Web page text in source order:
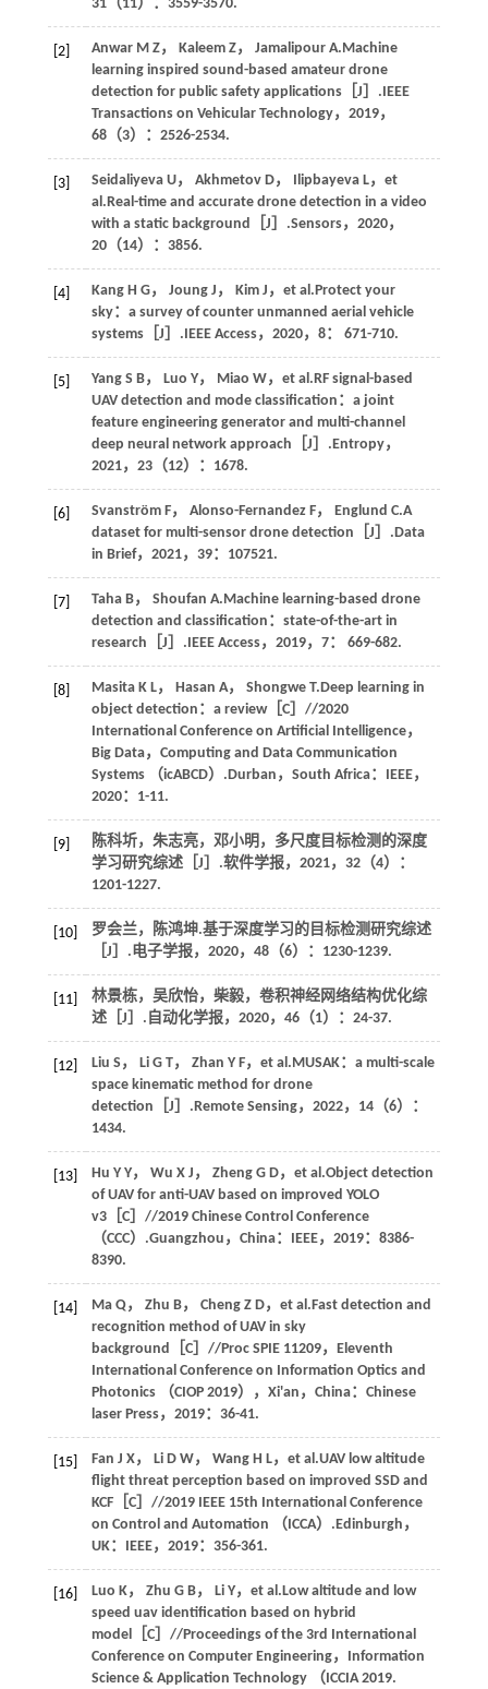
31（11）：3559-3570.
[2] Anwar M Z， Kaleem Z， Jamalipour A.Machine
learning inspired sound-based amateur drone
detection for public safety applications［J］.IEEE
Transactions on Vehicular Technology， 2019，
68（3）：2526-2534.
[3] Seidaliyeva U， Akhmetov D， Ilipbayeva L，et
al.Real-time and accurate drone detection in a video
with a static background［J］.Sensors， 2020，
20（14）：3856.
[4] Kang H G， Joung J ， Kim J ，et al.Protect your
sky：a survey of counter unmanned aerial vehicle
systems［J］.IEEE Access， 2020， 8： 671-710.
[5] Yang S B， Luo Y， Miao W，et al.RF signal-based
UAV detection and mode classification：a joint
feature engineering generator and multi-channel
deep neural network approach［J］.Entropy，
2021， 23（12）：1678.
[6] Svanström F， Alonso-Fernandez F， Englund C.A
dataset for multi-sensor drone detection［J］.Data
in Brief， 2021， 39：107521.
[7] Taha B， Shoufan A.Machine learning-based drone
detection and classification：state-of-the-art in
research［J］.IEEE Access， 2019， 7： 669-682.
[8] Masita K L， Hasan A， Shongwe T.Deep learning in
object detection：a review［C］//2020
International Conference on Artificial Intelligence，
Big Data，Computing and Data Communication
Systems （icABCD）.Durban，South Africa：IEEE，
2020：1-11.
[9]
陈科圻，朱志亮，邓小明，多尺度目标检测的深度
学习研究综述［J］.软件学报， 2021， 32（4）：
1201-1227.
[10]
罗会兰，陈鸿坤.基于深度学习的目标检测研究综述
［J］.电子学报， 2020， 48（6）：1230-1239.
[11]
林景栋，吴欣怡，柴毅，卷积神经网络结构优化综
述［J］. 自动化学报， 2020， 46（1）：24-37.
[12] Liu S ， Li G T， Zhan Y F，et al.MUSAK：a multi-scale
space kinematic method for drone
detection［J］.Remote Sensing， 2022， 14（6）：
1434.
[13] Hu Y Y， Wu X J ， Zheng G D，et al.Object detection
of UAV for anti-UAV based on improved YOLO
v3［C］//2019 Chinese Control Conference
（CCC）.Guangzhou，China：IEEE， 2019：8386-
8390.
[14] Ma Q， Zhu B， Cheng Z D，et al.Fast detection and
recognition method of UAV in sky
background［C］//Proc SPIE 11209，Eleventh
International Conference on Information Optics and
Photonics （CIOP 2019），Xi'an，China：Chinese
laser Press， 2019：36-41.
[15] Fan J X， Li D W， Wang H L，et al.UAV low altitude
flight threat perception based on improved SSD and
KCF［C］//2019 IEEE 15th International Conference
on Control and Automation （ICCA）.Edinburgh，
UK：IEEE， 2019：356-361.
[16] Luo K， Zhu G B， Li Y，et al.Low altitude and low
speed uav identification based on hybrid
model［C］//Proceedings of the 3rd International
Conference on Computer Engineering，Information
Science & Application Technology （ICCIA 2019.